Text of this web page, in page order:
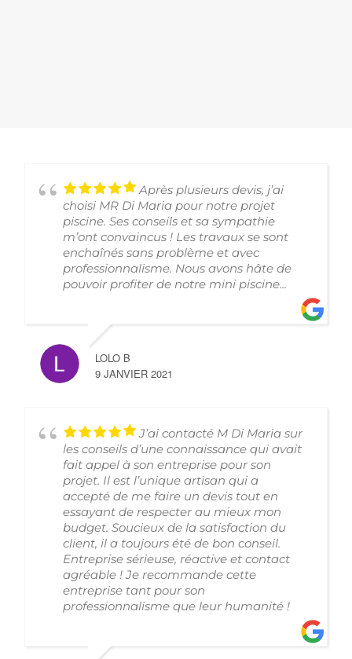
Après plusieurs devis, j’ai
choisi MR Di Maria pour notre projet
piscine. Ses conseils et sa sympathie
m’ont convaincus ! Les travaux se sont
enchaînés sans problème et avec
professionnalisme. Nous avons hâte de
pouvoir profiter de notre mini piscine...
LOLO B
9 JANVIER 2021
J’ai contacté M Di Maria sur
les conseils d’une connaissance qui avait
fait appel à son entreprise pour son
projet. Il est l’unique artisan qui a
accepté de me faire un devis tout en
essayant de respecter au mieux mon
budget. Soucieux de la satisfaction du
client, il a toujours été de bon conseil.
Entreprise sérieuse, réactive et contact
agréable ! Je recommande cette
entreprise tant pour son
professionnalisme que leur humanité !